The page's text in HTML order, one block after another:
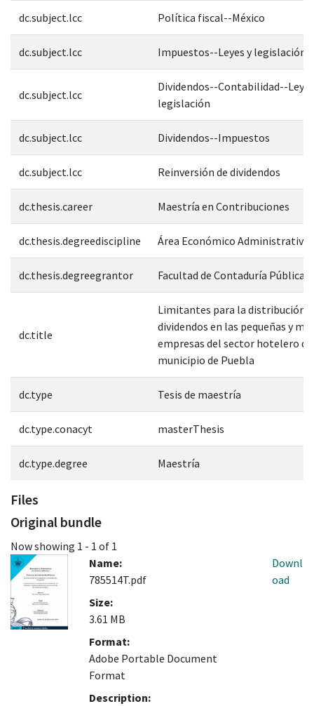
dc.subject.lcc Política fiscal--México
dc.subject.lcc Impuestos--Leyes y
dc.subject.lcc
Dividendos--Contabilidad--
legislación
dc.subject.lcc Dividendos--Impuestos
dc.subject.lcc Reinversión de dividendos
dc.thesis.career Maestría en Contribuciones
dc.thesis.degreediscipline Área Económico Administrativa
dc.thesis.degreegrantor Facultad de Contaduría Pública
dc.title
Limitantes para la distribución
dividendos en las pequeñas y
empresas del sector hotelero
municipio de Puebla
dc.type Tesis de maestría
dc.type.conacyt masterThesis
dc.type.degree Maestría
Files
Original bundle
Now showing 1 - 1 of 1
Name:
785514T.pdf
Size:
3.61 MB
Format:
Adobe Portable Document
Format
Description:
Downl
oad